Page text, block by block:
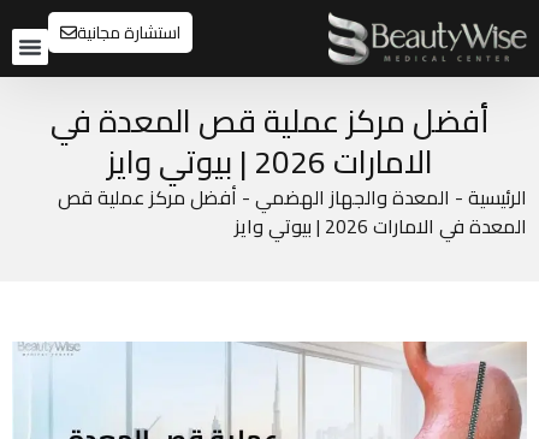
استشارة مجانية
أفضل مركز عملية قص المعدة في
الامارات 2026 | بيوتي وايز
الرئيسية- المعدة والجهاز الهضمي- أفضل مركز عملية قص
المعدة في الامارات 2026 | بيوتي وايز